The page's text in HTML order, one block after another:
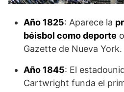
Año 1825: Aparece la
béisbol como deporte
Gazette de Nueva York.
Año 1845: El
Cartwright funda el